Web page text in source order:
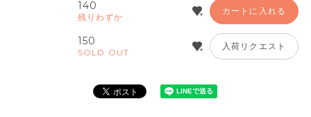
140
残りわずか
カートに入れる
150
SOLD OUT
入荷リクエスト